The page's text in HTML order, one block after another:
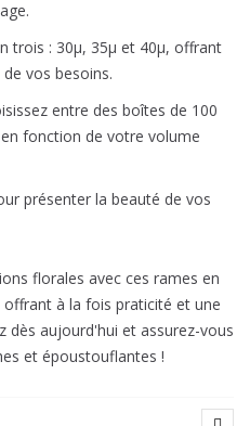
trois : 30µ, 35µ et 40µ, offrant
vos besoins.
entre des boîtes de 100
fonction de votre volume
présenter la beauté de vos
florales avec ces rames en
à la fois praticité et une
dès aujourd'hui et assurez-vous
et époustouflantes !